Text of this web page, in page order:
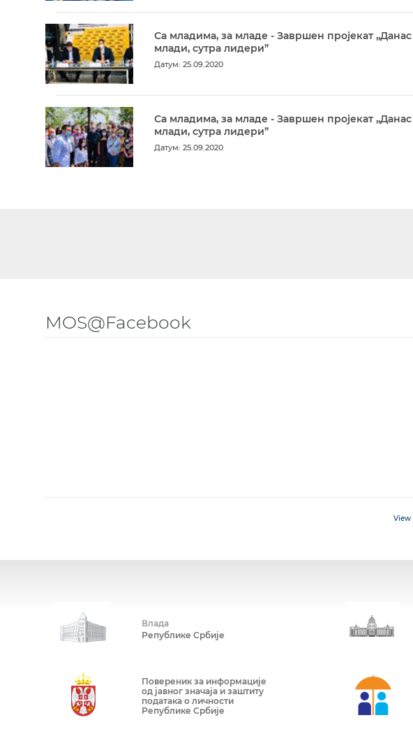
Са младима, за младе - Завршен пројекат „Данас
млади, сутра лидери”
Датум: 25.09.2020
Са младима, за младе - Завршен пројекат „Данас
млади, сутра лидери”
Датум: 25.09.2020
MOS@Facebook
View
Влада
Републике Србије
Повереник за информације
од јавног значаја и заштиту
података о личности
Републике Србије